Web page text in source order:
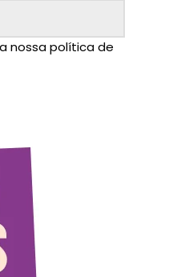
nossa política de